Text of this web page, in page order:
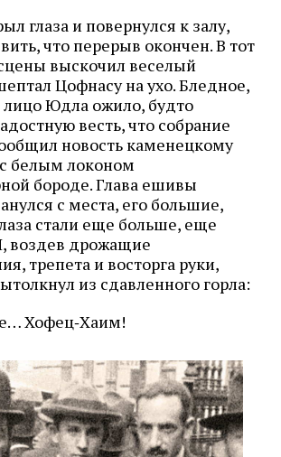
глаза и повернулся к залу,
что перерыв окончен. В тот
выскочил веселый
Цофнасу на ухо. Бледное,
Юдла ожило, будто
весть, что собрание
новость каменецкому
белым локоном
бороде. Глава ешивы
с места, его большие,
стали еще больше, еще
воздев дрожащие
трепета и восторга руки,
из сдавленного горла:
Хофец‑Хаим!